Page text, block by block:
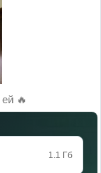
🔥
1.1 Гб